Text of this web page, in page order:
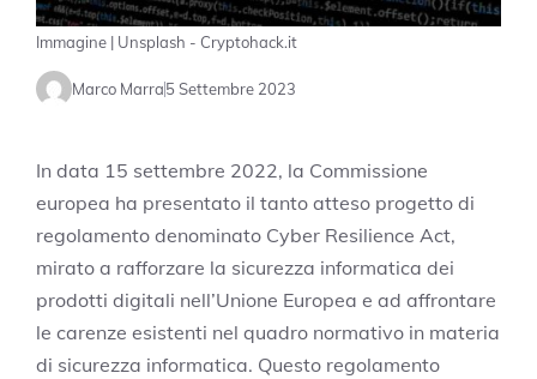
Immagine | Unsplash - Cryptohack.it
Marco Marra5 Settembre 2023
In data 15 settembre 2022, la Commissione
europea ha presentato il tanto atteso progetto di
regolamento denominato Cyber Resilience Act,
mirato a rafforzare la sicurezza informatica dei
prodotti digitali nell’Unione Europea e ad affrontare
le carenze esistenti nel quadro normativo in materia
di sicurezza informatica. Questo regolamento